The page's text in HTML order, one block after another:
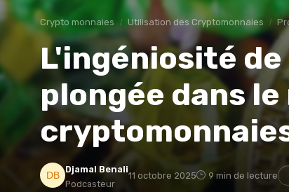
Crypto monnaies Utilisation des Cryptomonnaies
L'ingéniosité
plongée dans
Djamal Benali
Podcasteur
11 octobre 2025 9 min de lecture